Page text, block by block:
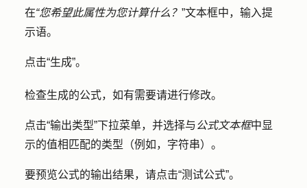
在“您希望此属性为您计算什么？ ”文本框中，输入提
示语。
点击“生成”。
检查生成的公式，如有需要请进行修改。
点击“输出类型”下拉菜单，并选择与公式文本框中显
示的值相匹配的类型（例如，字符串）。
要预览公式的输出结果，请点击“测试公式”。